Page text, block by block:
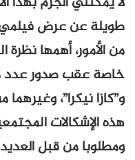
طويلة عن عرض فيلمي
من الأمور، أهمها
خاصة عقب صدور عدد من
و”كازا نيكرا”،
هذه الإشكالات
ومطلوبا من قبل